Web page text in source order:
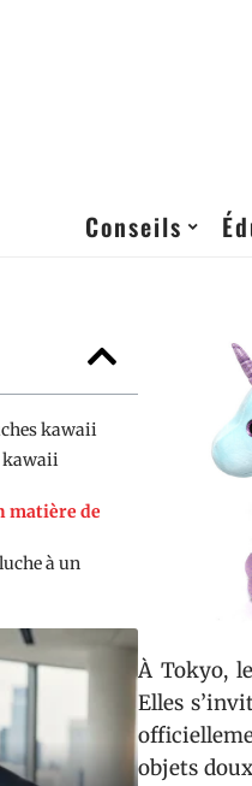
Conseils
kawaii
kawaii
matière de
à un
À Tokyo,
Elles
objets